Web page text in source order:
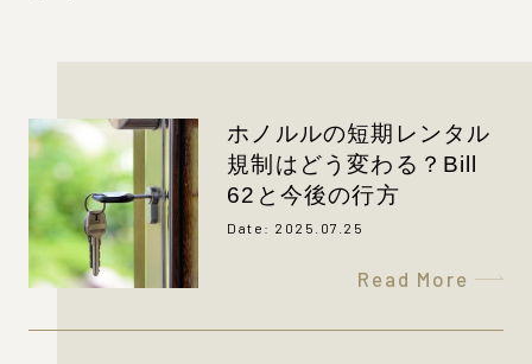
ホノルルの短期レンタル
規制はどう変わる？Bill
62と今後の行方
Date: 2025.07.25
Read More